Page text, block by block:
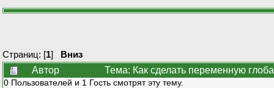
Страниц: [1] Вниз
Автор
Тема: Как сделать переменную
0 Пользователей и 1 Гость смотрят эту тему.